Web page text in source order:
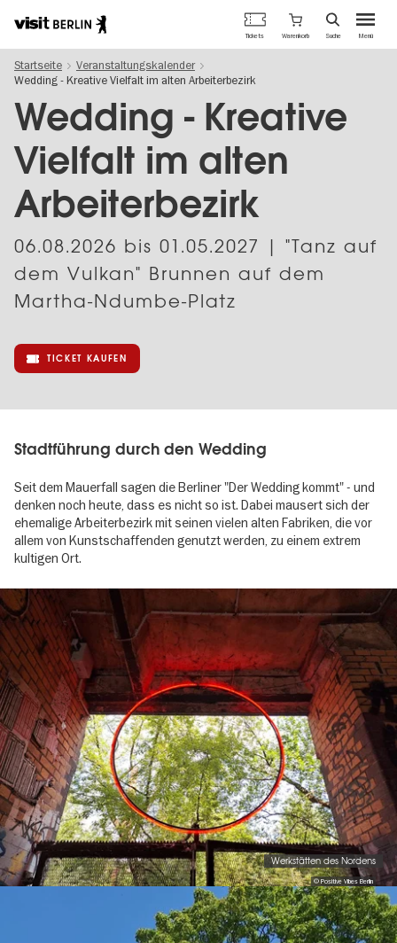
zum
Inhalt
Berlins
offizielles
Tourismusportal
Menü
Tickets Warenkorb Suche
Startseite
Veranstaltungskalender
Wedding - Kreative Vielfalt im alten Arbeiterbezirk
Wedding - Kreative
Vielfalt im alten
Arbeiterbezirk
06.08.2026 bis 01.05.2027 | "Tanz auf
dem Vulkan" Brunnen auf dem
Martha-Ndumbe-Platz
TICKET KAUFEN
Stadtführung durch den Wedding
Seit dem Mauerfall sagen die Berliner "Der Wedding kommt" - und
denken noch heute, dass es nicht so ist. Dabei mausert sich der
ehemalige Arbeiterbezirk mit seinen vielen alten Fabriken, die vor
allem von Kunstschaffenden genutzt werden, zu einem extrem
kultigen Ort.
Image
gallery
© Positive Vibes Berlin
Werkstätten des Nordens